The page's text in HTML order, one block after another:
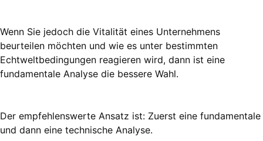
Wenn Sie jedoch die Vitalität eines Unternehmens
beurteilen möchten und wie es unter bestimmten
Echtweltbedingungen reagieren wird, dann ist eine
fundamentale Analyse die bessere Wahl.
Der empfehlenswerte Ansatz ist: Zuerst eine fundamentale
und dann eine technische Analyse.